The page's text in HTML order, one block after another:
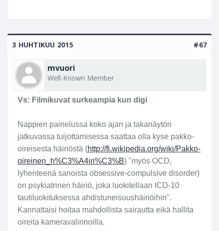
3 HUHTIKUU 2015 #67
mvuori
Well-Known Member
Vs: Filmikuvat surkeampia kun digi
Nappien painelussa koko ajan ja takanäytön
jatkuvassa tuijottamisessa saattaa olla kyse pakko-
oireisesta häiriöstä (http://fi.wikipedia.org/wiki/Pakko-
oireinen_h%C3%A4iri%C3%B) "myös OCD,
lyhenteenä sanoista obsessive-compulsive disorder)
on psykiatrinen häiriö, joka luokitellaan ICD-10
tautiluokituksessa ahdistuneisuushäiriöihin".
Kannattaisi hoitaa mahdollista sairautta eikä hallita
oireita kameravalinnoilla.